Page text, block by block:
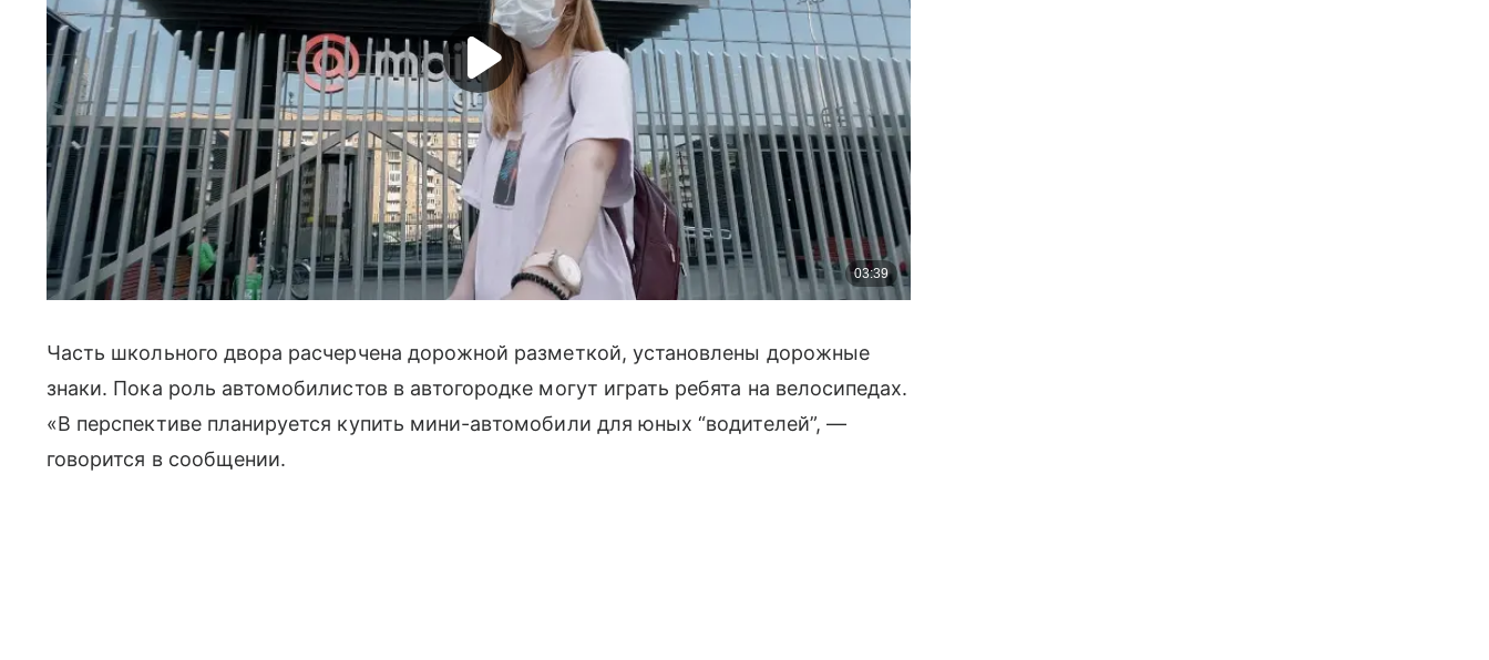
Часть школьного двора расчерчена дорожной разметкой, установлены дорожные
знаки. Пока роль автомобилистов в автогородке могут играть ребята на велосипедах.
«В перспективе планируется купить мини-автомобили для юных “водителей”, —
говорится в сообщении.